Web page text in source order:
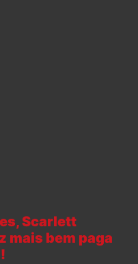
Scarlett
mais bem paga